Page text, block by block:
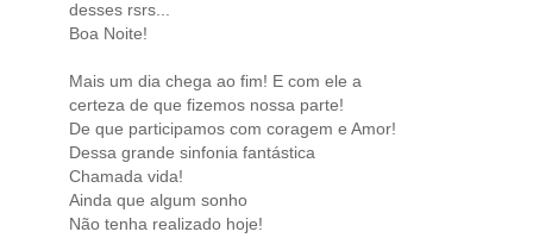
desses rsrs...
Boa Noite!
Mais um dia chega ao fim! E com ele a
certeza de que fizemos nossa parte!
De que participamos com coragem e Amor!
Dessa grande sinfonia fantástica
Chamada vida!
Ainda que algum sonho
Não tenha realizado hoje!